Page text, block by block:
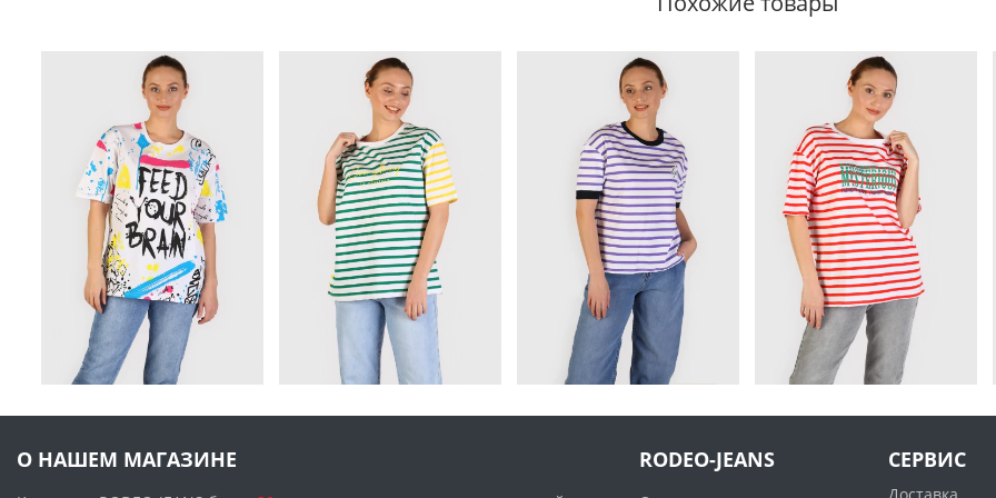
О НАШЕМ МАГАЗИНЕ RODEO-JEANS СЕРВИС